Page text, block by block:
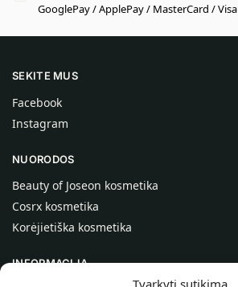
Tvarkyti sutikimą
GooglePay / ApplePay / MasterCard / Visa
SEKITE MUS
Facebook
Instagram
NUORODOS
Beauty of Joseon kosmetika
Cosrx kosmetika
Korėjietiška kosmetika
INFORMACIJA